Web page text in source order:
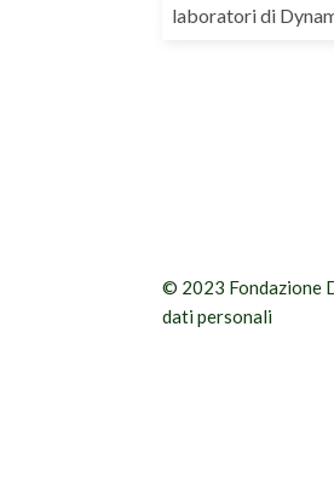
laboratori di
© 2023 Fondazione
dati personali